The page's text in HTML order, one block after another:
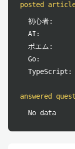
posted
初心者:
AI:
ポエム:
Go:
TypeScript:
answered
No data